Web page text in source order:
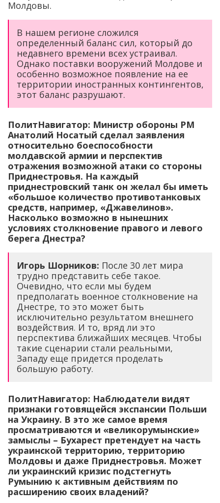
Молдовы.
В нашем регионе сложился
определенный баланс сил, который до
недавнего времени всех устраивал.
Однако поставки вооружений Молдове и
особенно возможное появление на ее
территории иностранных контингентов,
этот баланс разрушают.
ПолитНавигатор: Министр обороны РМ
Анатолий Носатый сделал заявления
относительно боеспособности
молдавской армии и перспектив
отражения возможной атаки со стороны
Приднестровья. На каждый
приднестровский танк он желал бы иметь
«большое количество противотанковых
средств, например, «Джавелинов».
Насколько возможно в нынешних
условиях столкновение правого и левого
берега Днестра?
Игорь Шорников: После 30 лет мира
трудно представить себе такое.
Очевидно, что если мы будем
предполагать военное столкновение на
Днестре, то это может быть
исключительно результатом внешнего
воздействия. И то, вряд ли это
перспектива ближайших месяцев. Чтобы
такие сценарии стали реальными,
Западу еще придется проделать
большую работу.
ПолитНавигатор: Наблюдатели видят
признаки готовящейся экспансии Польши
на Украину. В это же самое время
просматриваются и «великорумынские»
замыслы – Бухарест претендует на часть
украинской территорию, территорию
Молдовы и даже Приднестровья. Может
ли украинский кризис подстегнуть
Румынию к активным действиям по
расширению своих владений?